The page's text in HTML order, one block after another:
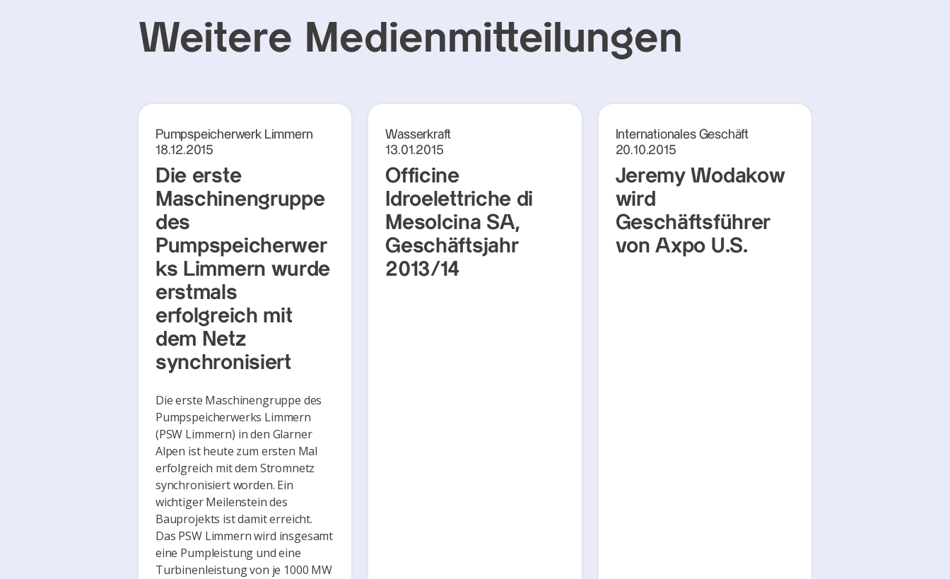
Weitere Medienmitteilungen
Pumpspeicherwerk Limmern
18.12.2015
Die erste
Maschinengruppe
des
Pumpspeicherwer
ks Limmern wurde
erstmals
erfolgreich mit
dem Netz
synchronisiert
Die erste Maschinengruppe des
Pumpspeicherwerks Limmern
(PSW Limmern) in den Glarner
Alpen ist heute zum ersten Mal
erfolgreich mit dem Stromnetz
synchronisiert worden. Ein
wichtiger Meilenstein des
Bauprojekts ist damit erreicht.
Das PSW Limmern wird insgesamt
eine Pumpleistung und eine
Turbinenleistung von je 1000 MW
Wasserkraft
13.01.2015
Officine
Idroelettriche di
Mesolcina SA,
Geschäftsjahr
2013/14
Internationales Geschäft
20.10.2015
Jeremy Wodakow
wird
Geschäftsführer
von Axpo U.S.